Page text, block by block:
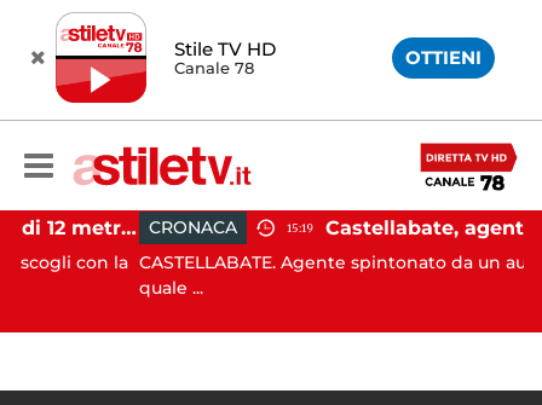
Stile TV HD
Canale 78 OTTIENI
Castellabate, barca di 12 metri resta incastrata sugli scogli: salvate 9 persone
con la
CRONACA 15:19
CASTELLABATE. Agente spintonato da un
quale ...